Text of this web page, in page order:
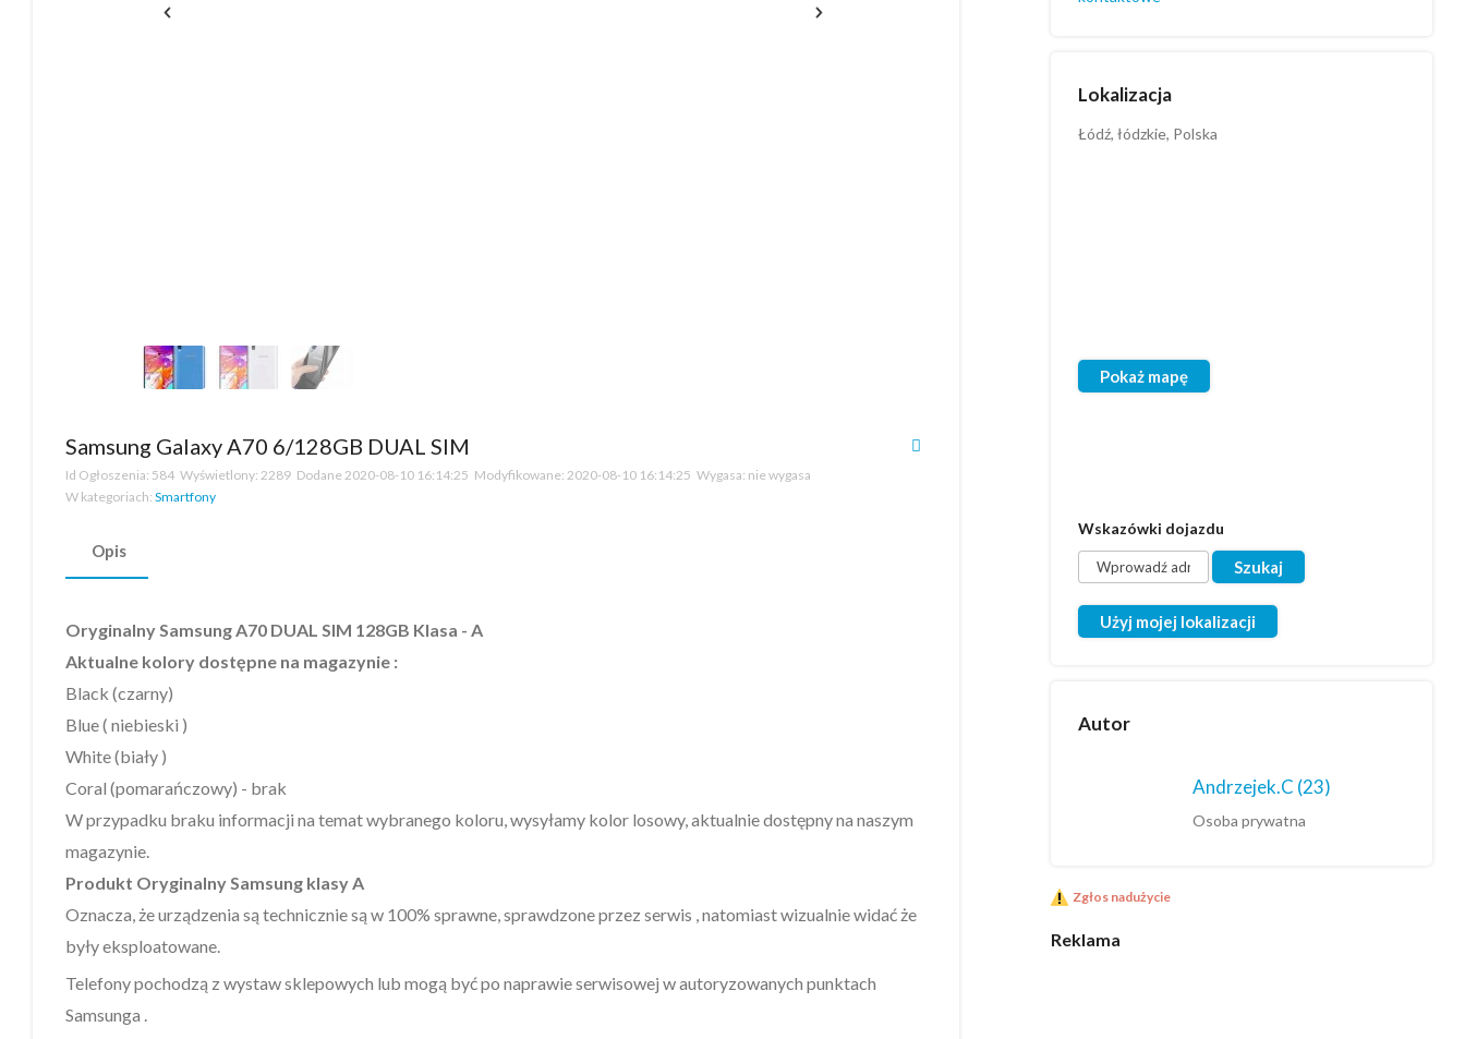
Lokalizacja
Łódź, łódzkie, Polska
Pokaż mapę
Wskazówki dojazdu
Użyj mojej lokalizacji
Autor
Andrzejek.C (23)
Osoba prywatna
Zgłos nadużycie
Reklama
Samsung Galaxy A70 6/128GB DUAL SIM
Id Ogłoszenia: 584 Wyświetlony: 2289 Dodane 2020-08-10 16:14:25 Modyfikowane: 2020-08-10 16:14:25 Wygasa: nie wygasa
W kategoriach: Smartfony
Opis
Oryginalny Samsung A70 DUAL SIM 128GB Klasa - A
Aktualne kolory dostępne na magazynie :
Black (czarny)
Blue ( niebieski )
White (biały )
Coral (pomarańczowy) - brak
W przypadku braku informacji na temat wybranego koloru, wysyłamy kolor losowy, aktualnie dostępny na naszym
magazynie.
Produkt Oryginalny Samsung klasy A
Oznacza, że urządzenia są technicznie są w 100% sprawne, sprawdzone przez serwis , natomiast wizualnie widać że
były eksploatowane.
Telefony pochodzą z wystaw sklepowych lub mogą być po naprawie serwisowej w autoryzowanych punktach
Samsunga .